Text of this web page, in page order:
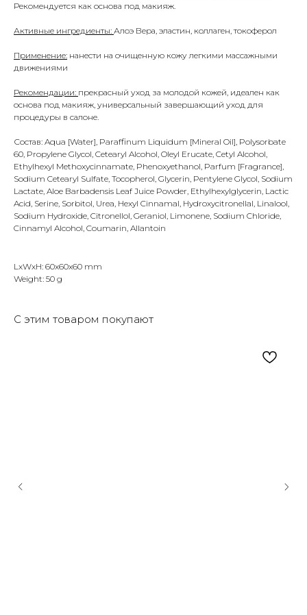
Рекомендуется как основа под макияж.
Активные ингредиенты: Алоэ Вера, эластин, коллаген, токоферол
Применение: нанести на очищенную кожу легкими массажными
движениями
Рекомендации: прекрасный уход за молодой кожей, идеален как
основа под макияж, универсальный завершающий уход для
процедуры в салоне.
Состав: Aqua [Water], Paraffinum Liquidum [Mineral Oil], Polysorbate
60, Propylene Glycol, Cetearyl Alcohol, Oleyl Erucate, Cetyl Alcohol,
Ethylhexyl Methoxycinnamate, Phenoxyethanol, Parfum [Fragrance],
Sodium Cetearyl Sulfate, Tocopherol, Glycerin, Pentylene Glycol, Sodium
Lactate, Aloe Barbadensis Leaf Juice Powder, Ethylhexylglycerin, Lactic
Acid, Serine, Sorbitol, Urea, Hexyl Cinnamal, Hydroxycitronellal, Linalool,
Sodium Hydroxide, Citronellol, Geraniol, Limonene, Sodium Chloride,
Cinnamyl Alcohol, Coumarin, Allantoin
LxWxH: 60x60x60 mm
Weight: 50 g
С этим товаром покупают